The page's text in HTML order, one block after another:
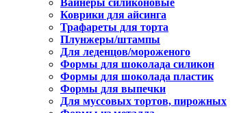
Вайнеры силиконовые
Коврики для айсинга
Трафареты для торта
Плунжеры/штампы
Для леденцов/мороженого
Формы для шоколада силикон
Формы для шоколада пластик
Формы для выпечки
Для муссовых тортов, пирожных